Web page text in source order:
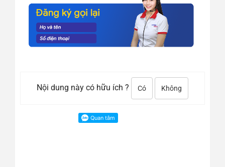
Nội dung này có hữu ích ? Có Không